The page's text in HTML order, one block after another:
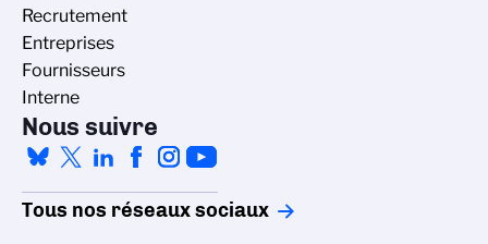
Recrutement
Entreprises
Fournisseurs
Interne
Nous suivre
Tous nos réseaux sociaux